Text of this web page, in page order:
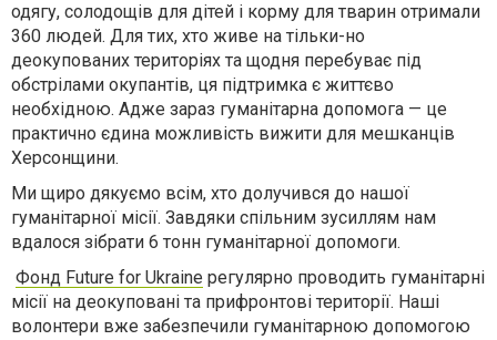
одягу, солодощів для дітей і корму для тварин отримали
360 людей. Для тих, хто живе на тільки-но
деокупованих територіях та щодня перебуває під
обстрілами окупантів, ця підтримка є життєво
необхідною. Адже зараз гуманітарна допомога — це
практично єдина можливість вижити для мешканців
Херсонщини.
Ми щиро дякуємо всім, хто долучився до нашої
гуманітарної місії. Завдяки спільним зусиллям нам
вдалося зібрати 6 тонн гуманітарної допомоги.
Фонд Future for Ukraine регулярно проводить гуманітарні
місії на деокуповані та прифронтові території. Наші
волонтери вже забезпечили гуманітарною допомогою